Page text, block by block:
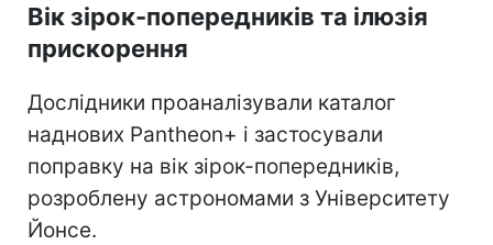
Вік зірок-попередників та ілюзія
прискорення
Дослідники проаналізували каталог
наднових Pantheon+ і застосували
поправку на вік зірок-попередників,
розроблену астрономами з Університету
Йонсе.